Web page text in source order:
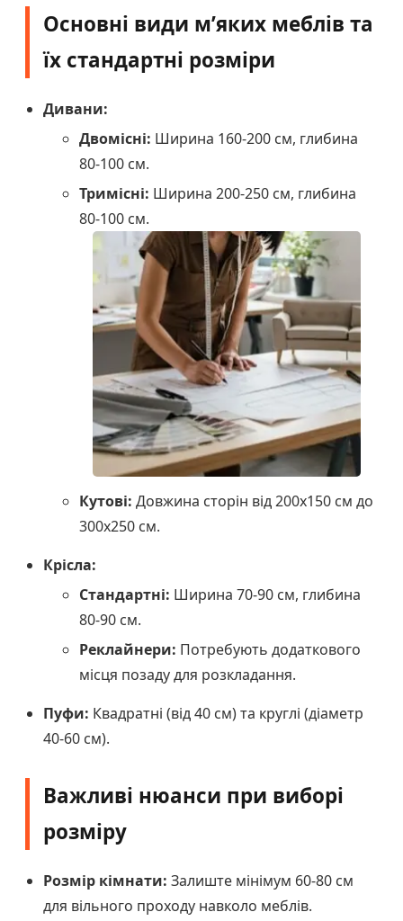
Основні види м’яких меблів та
їх стандартні розміри
Дивани:
Двомісні: Ширина 160-200 см, глибина
80-100 см.
Тримісні: Ширина 200-250 см, глибина
80-100 см.
Кутові: Довжина сторін від 200х150 см до
300х250 см.
Крісла:
Стандартні: Ширина 70-90 см, глибина
80-90 см.
Реклайнери: Потребують додаткового
місця позаду для розкладання.
Пуфи: Квадратні (від 40 см) та круглі (діаметр
40-60 см).
Важливі нюанси при виборі
розміру
Розмір кімнати: Залиште мінімум 60-80 см
для вільного проходу навколо меблів.